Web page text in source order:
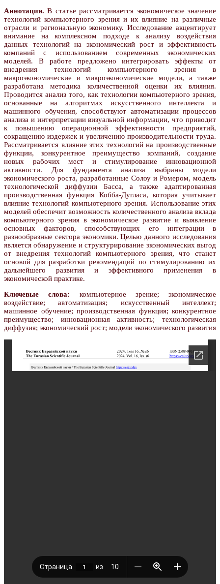
Аннотация. В статье рассматривается экономическое значение
технологий компьютерного зрения и их влияние на различные
отрасли и региональную экономику. Исследование акцентирует
внимание на комплексном подходе к анализу воздействия
данных технологий на экономический рост и эффективность
компаний с использованием современных экономических
моделей. В работе предложено интегрировать эффекты от
внедрения технологий компьютерного зрения в
макроэкономические и микроэкономические модели, а также
разработана методика количественной оценки их влияния.
Проводится анализ того, как технологии компьютерного зрения,
основанные на алгоритмах искусственного интеллекта и
машинного обучения, способствуют автоматизации процессов
анализа и интерпретации визуальной информации, что приводит
к повышению операционной эффективности предприятий,
сокращению издержек и увеличению производительности труда.
Рассматривается влияние этих технологий на производственные
функции, конкурентное преимущество компаний, создание
новых рабочих мест и стимулирование инновационной
активности. Для фундамента анализа выбраны модели
экономического роста, разработанные Солоу и Ромером, модель
технологической диффузии Басса, а также адаптированная
производственная функция Кобба-Дугласа, которая учитывает
влияние технологий компьютерного зрения. Использование этих
моделей обеспечит возможность количественного анализа вклада
компьютерного зрения в экономическое развитие и выявление
основных факторов, способствующих его интеграции в
разнообразные сектора экономики. Целью данного исследования
является обнаружение и структурирование экономических выгод
от внедрения технологий компьютерного зрения, что станет
основой для разработки рекомендаций по стимулированию их
дальнейшего развития и эффективного применения в
экономической практике.
Ключевые слова: компьютерное зрение; экономическое
воздействие; автоматизация; искусственный интеллект;
машинное обучение; производственная функция; конкурентное
преимущество; инновационная активность; технологическая
диффузия; экономический рост; модели экономического развития